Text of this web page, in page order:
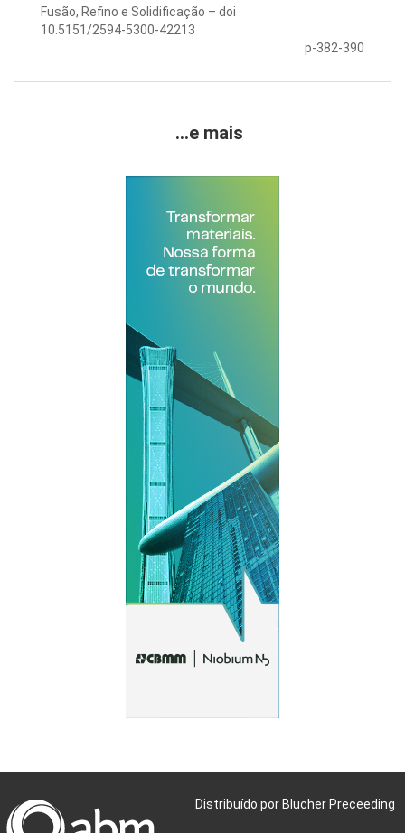
Fusão, Refino e Solidificação – doi
10.5151/2594-5300-42213
p-382-390
...e mais
Distribuído por Blucher Preceeding